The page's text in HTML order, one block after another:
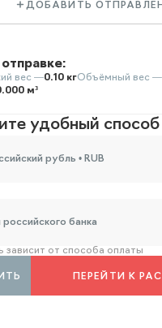
ДОБАВИТЬ
вес —0.10 кгОбъёмный вес —
м³
удобный
рубль • RUB
российского банка
зависит от способа оплаты
ПЕРЕЙТИ К